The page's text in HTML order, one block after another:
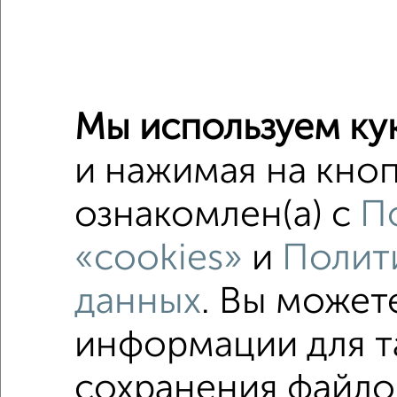
Поиск по
жилой
С
С
На
Мы используем
и нажимая на
ознакомлен(а) с
«cookies» и
данных. Вы
информации для
сохранения